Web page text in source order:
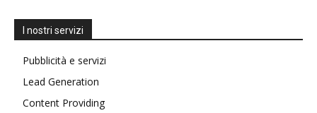
I nostri servizi
Pubblicità e servizi
Lead Generation
Content Providing